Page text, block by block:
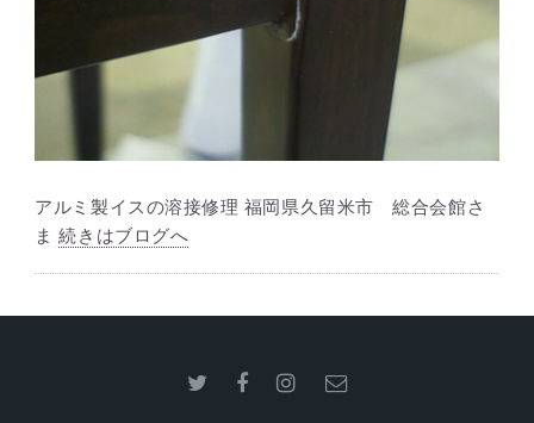
アルミ製イスの溶接修理 福岡県久留米市 総合会館さ
ま続きはブログへ